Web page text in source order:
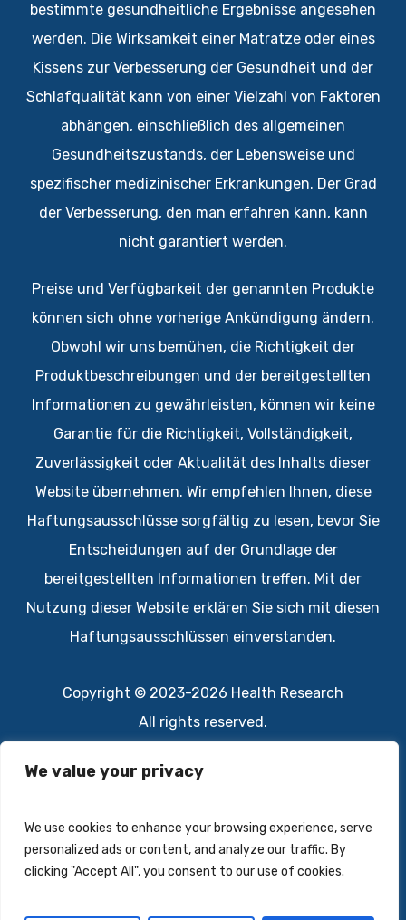
We value your privacy
We use cookies to enhance your browsing experience, serve
personalized ads or content, and analyze our traffic. By
clicking "Accept All", you consent to our use of cookies.
bestimmte gesundheitliche Ergebnisse angesehen
werden. Die Wirksamkeit einer Matratze oder eines
Kissens zur Verbesserung der Gesundheit und der
Schlafqualität kann von einer Vielzahl von Faktoren
abhängen, einschließlich des allgemeinen
Gesundheitszustands, der Lebensweise und
spezifischer medizinischer Erkrankungen. Der Grad
der Verbesserung, den man erfahren kann, kann
nicht garantiert werden.
Preise und Verfügbarkeit der genannten Produkte
können sich ohne vorherige Ankündigung ändern.
Obwohl wir uns bemühen, die Richtigkeit der
Produktbeschreibungen und der bereitgestellten
Informationen zu gewährleisten, können wir keine
Garantie für die Richtigkeit, Vollständigkeit,
Zuverlässigkeit oder Aktualität des Inhalts dieser
Website übernehmen. Wir empfehlen Ihnen, diese
Haftungsausschlüsse sorgfältig zu lesen, bevor Sie
Entscheidungen auf der Grundlage der
bereitgestellten Informationen treffen. Mit der
Nutzung dieser Website erklären Sie sich mit diesen
Haftungsausschlüssen einverstanden.
Copyright © 2023-2026 Health Research
All rights reserved.
Datenschutzbestimmungen
Kontakt